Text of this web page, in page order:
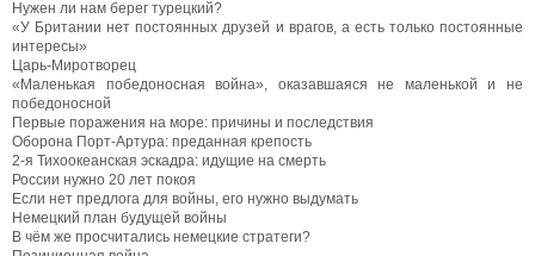
Нужен ли нам берег турецкий?
«У Британии нет постоянных друзей и врагов, а есть только постоянные
интересы»
Царь-Миротворец
«Маленькая победоносная война», оказавшаяся не маленькой и не
победоносной
Первые поражения на море: причины и последствия
Оборона Порт-Артура: преданная крепость
2-я Тихоокеанская эскадра: идущие на смерть
России нужно 20 лет покоя
Если нет предлога для войны, его нужно выдумать
Немецкий план будущей войны
В чём же просчитались немецкие стратеги?